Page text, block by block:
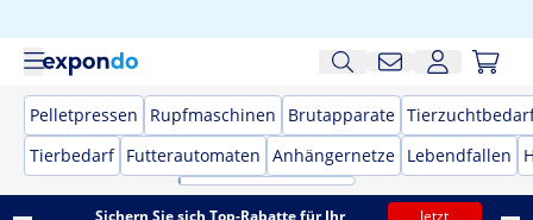
Pelletpressen Rupfmaschinen Brutapparate
Tierbedarf Futterautomaten Anhängernetze Lebendfallen
Sichern Sie sich Top-Rabatte für Ihr
Jetzt